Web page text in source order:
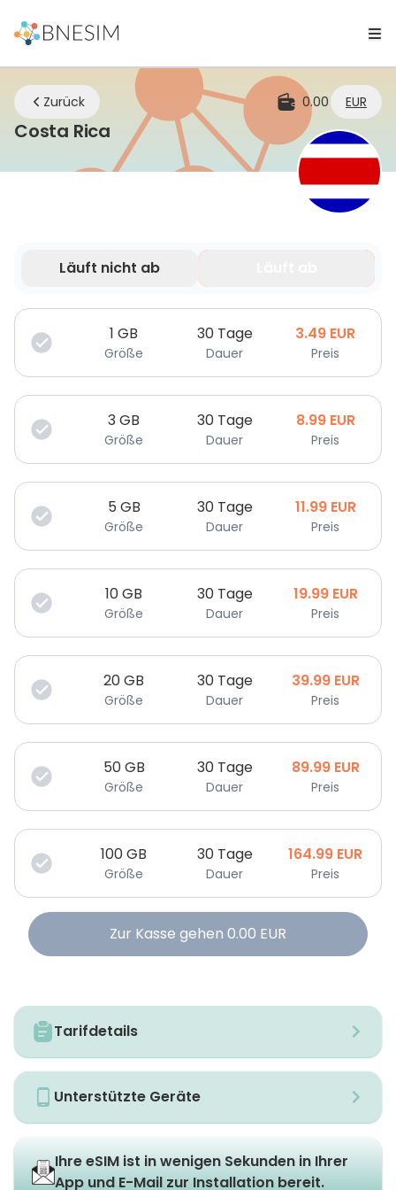
Zurück 0.00 EUR
Costa Rica eSIM | Bleiben Sie überall
Läuft nicht ab
Deine Daten sind nur für eine begrenzte Zeit gültig.
1 GB
Größe
30 Tage
Dauer
3.49 EUR
Preis
3GB
Größe
30 Tage
Dauer
8.99 EUR
Preis
5 GB
Größe
30 Tage
Dauer
11.99 EUR
Preis
10GB
Größe
30 Tage
Dauer
19.99 EUR
Preis
20GB
Größe
30 Tage
Dauer
39.99 EUR
Preis
50GB
Größe
30 Tage
Dauer
89.99 EUR
Preis
100GB
Größe
30 Tage
Dauer
164.99 EUR
Preis
Zur Kasse gehen 0.00 EUR
Tarifdetails
Unterstützte Geräte
Ihre eSIM ist in wenigen Sekunden in Ihrer
App und E-Mail zur Installation bereit.